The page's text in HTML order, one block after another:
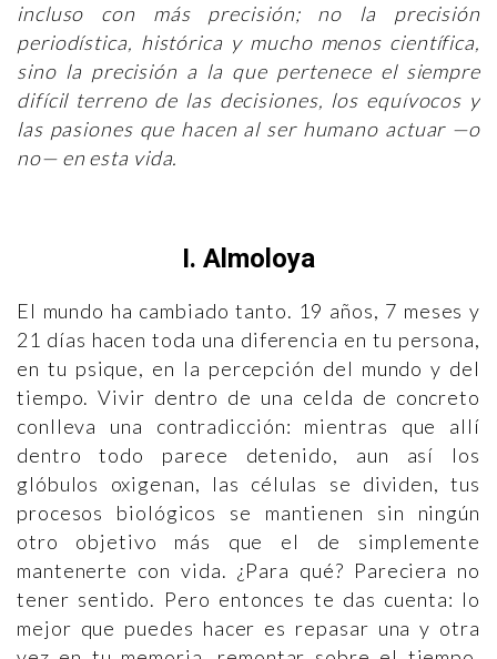
incluso con más precisión; no la precisión
periodística, histórica y mucho menos científica,
sino la precisión a la que pertenece el siempre
difícil terreno de las decisiones, los equívocos y
las pasiones que hacen al ser humano actuar —o
no— en esta vida.
I. Almoloya
El mundo ha cambiado tanto. 19 años, 7 meses y
21 días hacen toda una diferencia en tu persona,
en tu psique, en la percepción del mundo y del
tiempo. Vivir dentro de una celda de concreto
conlleva una contradicción: mientras que allí
dentro todo parece detenido, aun así los
glóbulos oxigenan, las células se dividen, tus
procesos biológicos se mantienen sin ningún
otro objetivo más que el de simplemente
mantenerte con vida. ¿Para qué? Pareciera no
tener sentido. Pero entonces te das cuenta: lo
mejor que puedes hacer es repasar una y otra